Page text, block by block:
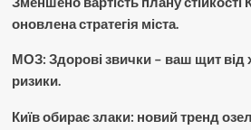
оновлена стратегія міста.
МОЗ: Здорові звички – ваш щит від
ризики.
Київ обирає злаки: новий тренд